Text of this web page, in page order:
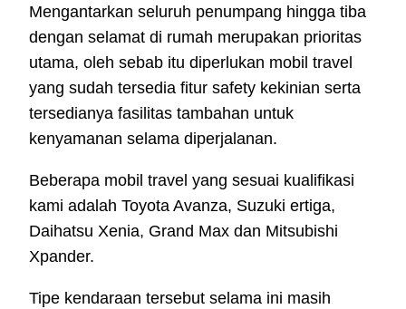
Mengantarkan seluruh penumpang hingga tiba
dengan selamat di rumah merupakan prioritas
utama, oleh sebab itu diperlukan mobil travel
yang sudah tersedia fitur safety kekinian serta
tersedianya fasilitas tambahan untuk
kenyamanan selama diperjalanan.
Beberapa mobil travel yang sesuai kualifikasi
kami adalah Toyota Avanza, Suzuki ertiga,
Daihatsu Xenia, Grand Max dan Mitsubishi
Xpander.
Tipe kendaraan tersebut selama ini masih